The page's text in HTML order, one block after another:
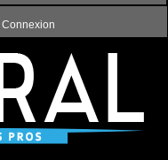
Connexion